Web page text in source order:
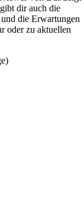
dir auch die
die Erwartungen
oder zu aktuellen